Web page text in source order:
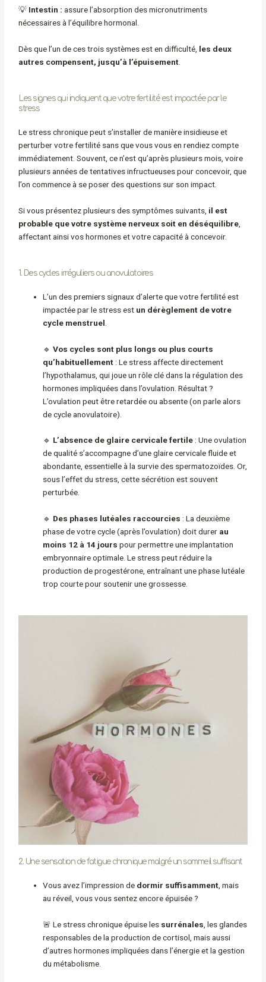
💡 Intestin : assure l’absorption des micronutriments
nécessaires à l’équilibre hormonal.
Dès que l’un de ces trois systèmes est en difficulté, les deux
autres compensent, jusqu’à l’épuisement
Les signes qui indiquent que votre fertilité est impactée par le
stress
Le stress chronique peut s’installer de manière insidieuse et
perturber votre fertilité sans que vous vous en rendiez compte
immédiatement. Souvent, ce n’est qu’après plusieurs mois, voire
plusieurs années de tentatives infructueuses pour concevoir, que
l’on commence à se poser des questions sur son impact.
Si vous présentez plusieurs des symptômes suivants, il est
probable que votre système nerveux soit en déséquilibre
affectant ainsi vos hormones et votre capacité à concevoir.
1. Des cycles irréguliers ou anovulatoires
L’un des premiers signaux d’alerte que votre fertilité est
impactée par le stress est un dérèglement de votre
cycle menstruel
🔹Vos cycles sont plus longs ou plus courts
qu’habituellement : Le stress affecte directement
l’hypothalamus, qui joue un rôle clé dans la régulation des
hormones impliquées dans l’ovulation. Résultat ?
L’ovulation peut être retardée ou absente (on parle alors
de cycle anovulatoire).
🔹 L’absence de glaire cervicale fertile : Une ovulation
de qualité s’accompagne d’une glaire cervicale fluide et
abondante, essentielle à la survie des spermatozoïdes. Or,
sous l’effet du stress, cette sécrétion est souvent
perturbée.
🔹 Des phases lutéales raccourcies : La deuxième
phase de votre cycle (après l’ovulation) doit durer au
moins 12 à 14 jours pour permettre une implantation
embryonnaire optimale. Le stress peut réduire la
production de progestérone, entraînant une phase lutéale
trop courte pour soutenir une grossesse.
2. Une sensation de fatigue chronique malgré un sommeil suffisant
Vous avez l’impression de dormir suffisamment , mais
au réveil, vous vous sentez encore épuisée ?
🚨 Le stress chronique épuise les surrénales , les glandes
responsables de la production de cortisol, mais aussi
d’autres hormones impliquées dans l’énergie et la gestion
du métabolisme.